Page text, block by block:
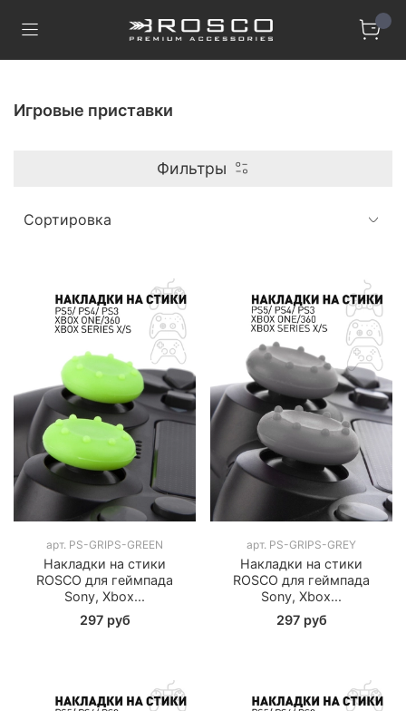
Игровые приставки
Фильтры
арт. PS-GRIPS-GREEN
Накладки на стики
ROSCO для геймпада
Sony, Xbox...
297 руб
арт. PS-GRIPS-GREY
Накладки на стики
ROSCO для геймпада
Sony, Xbox...
297 руб